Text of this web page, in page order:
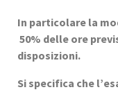
In particolare la
50% delle ore
disposizioni.
Si specifica che